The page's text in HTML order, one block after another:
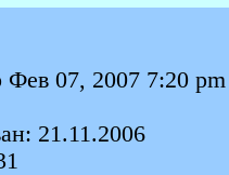
07, 2007 7:20 pm
21.11.2006